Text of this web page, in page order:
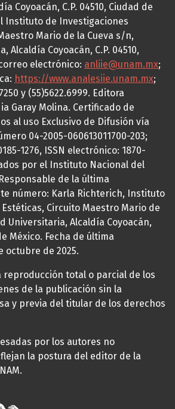
Coyoacán, C.P. 04510, Ciudad de
Instituto de Investigaciones
Mario de la Cueva s/n,
Alcaldía Coyoacán, C.P. 04510,
electrónico: anliie@unam.mx;
https://www.analesiie.unam.mx;
y (55)5622.6999. Editora
Garay Molina. Certificado de
al uso Exclusivo de Difusión vía
04-2005-060613011700-203;
1276, ISSN electrónico: 1870-
por el Instituto Nacional del
de la última
número: Karla Richterich, Instituto
Circuito Maestro Mario de
Universitaria, Alcaldía Coyoacán,
México. Fecha de última
octubre de 2025.
reproducción total o parcial de los
de la publicación sin la
y previa del titular de los derechos
por los autores no
la postura del editor de la